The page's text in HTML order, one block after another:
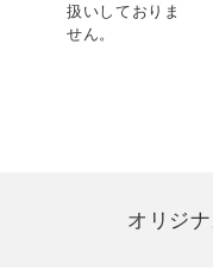
扱いしておりま
せん。
オリジ